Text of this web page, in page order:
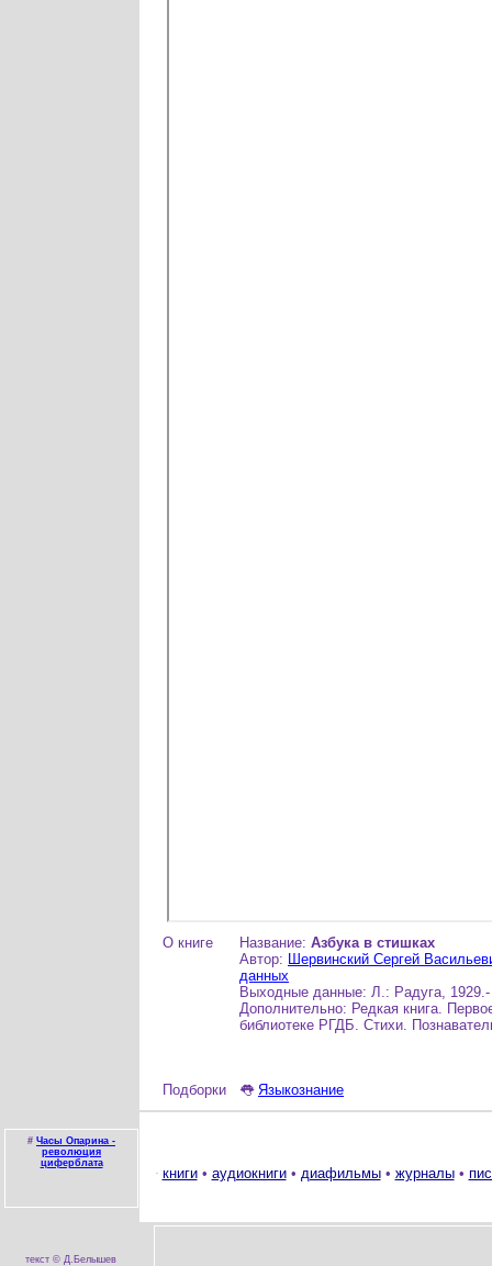
О книге Название: Азбука в стишках
Автор: Шервинский Сергей
данных
Выходные данные: Л.: Радуга, 1929.-
Дополнительно: Редкая книга.
библиотеке РГДБ. Стихи.
Подборки 👅 Языкознание
# Часы Опарина -
революция
циферблата
книги• аудиокниги• диафильмы• журналы•
текст © Д.Белышев